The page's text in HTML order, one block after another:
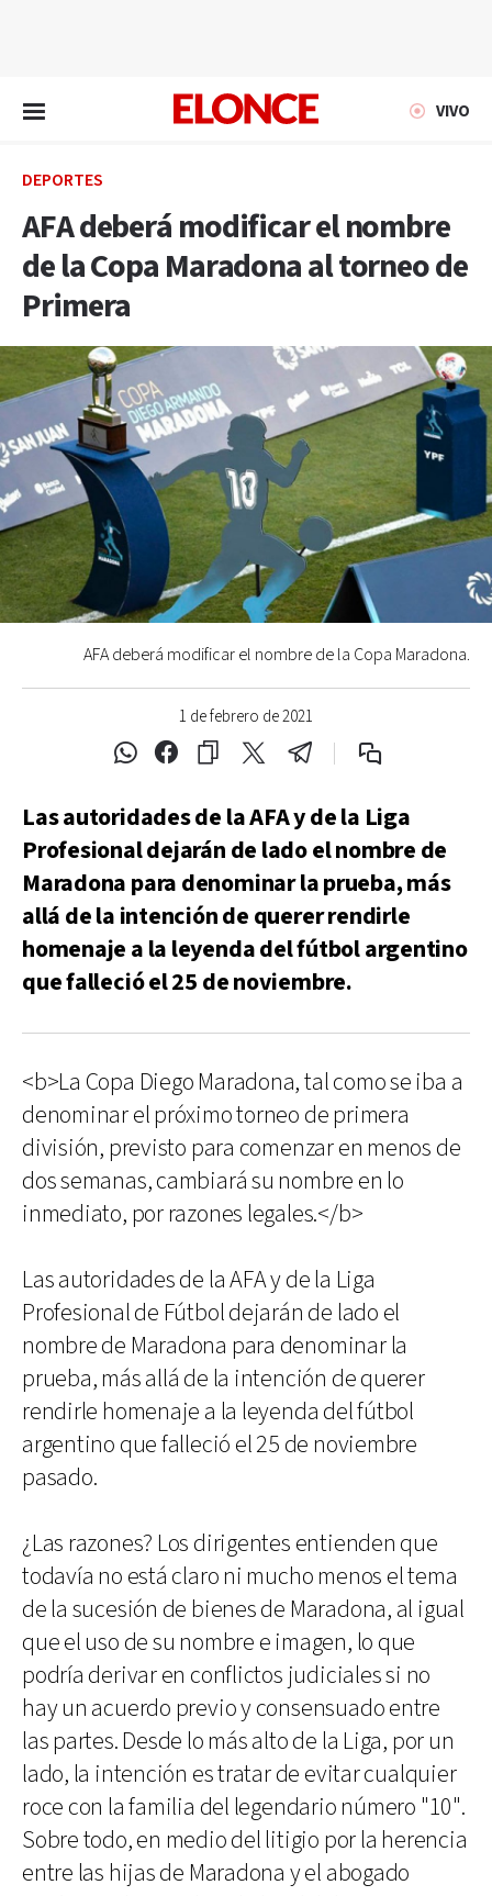
VIVO
DEPORTES
AFA deberá modificar el nombre
de la Copa Maradona al torneo de
Primera
1 de febrero de 2021
AFA deberá modificar el nombre de la Copa Maradona.
Las autoridades de la AFA y de la Liga
Profesional dejarán de lado el nombre de
Maradona para denominar la prueba, más
allá de la intención de querer rendirle
homenaje a la leyenda del fútbol argentino
que falleció el 25 de noviembre.
<b>La Copa Diego Maradona, tal como se iba a
denominar el próximo torneo de primera
división, previsto para comenzar en menos de
dos semanas, cambiará su nombre en lo
inmediato, por razones legales.</b>
Las autoridades de la AFA y de la Liga
Profesional de Fútbol dejarán de lado el
nombre de Maradona para denominar la
prueba, más allá de la intención de querer
rendirle homenaje a la leyenda del fútbol
argentino que falleció el 25 de noviembre
pasado.
¿Las razones? Los dirigentes entienden que
todavía no está claro ni mucho menos el tema
de la sucesión de bienes de Maradona, al igual
que el uso de su nombre e imagen, lo que
podría derivar en conflictos judiciales si no
hay un acuerdo previo y consensuado entre
las partes. Desde lo más alto de la Liga, por un
lado, la intención es tratar de evitar cualquier
roce con la familia del legendario número "10".
Sobre todo, en medio del litigio por la herencia
entre las hijas de Maradona y el abogado